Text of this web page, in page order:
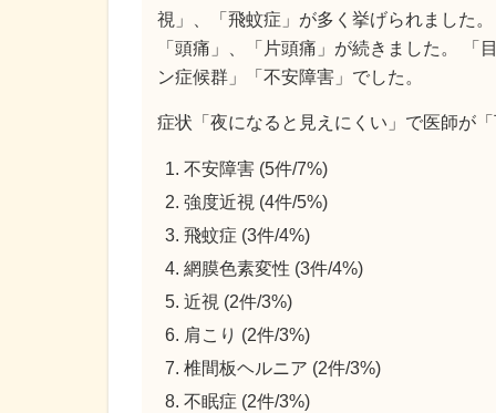
視」、「飛蚊症」が多く挙げられました
「頭痛」、「片頭痛」が続きました。
ン症候群」「不安障害」でした。
症状「夜になると見えにくい」で医師が
不安障害 (5件/7%)
強度近視 (4件/5%)
飛蚊症 (3件/4%)
網膜色素変性 (3件/4%)
近視 (2件/3%)
肩こり (2件/3%)
椎間板ヘルニア (2件/3%)
不眠症 (2件/3%)